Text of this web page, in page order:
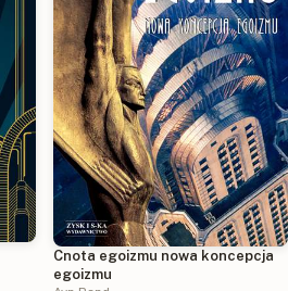
Cnota egoizmu nowa koncepcja
egoizmu